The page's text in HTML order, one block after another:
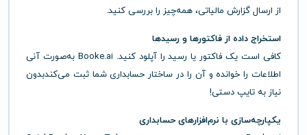
از ارسال گزارش مالیاتی، همه‌چیز را بررسی کنید.
استخراج داده از فاکتورها و رسیدها
کافی است یک فاکتور یا رسید را آپلود کنید. Booke.ai به‌صورت آنی
اطلاعات را خوانده و آن را در ساختار حسابداری شما ثبت می‌کندبدون
نیاز به تایپ دستی!
یکپارچه‌سازی با نرم‌افزارهای حسابداری